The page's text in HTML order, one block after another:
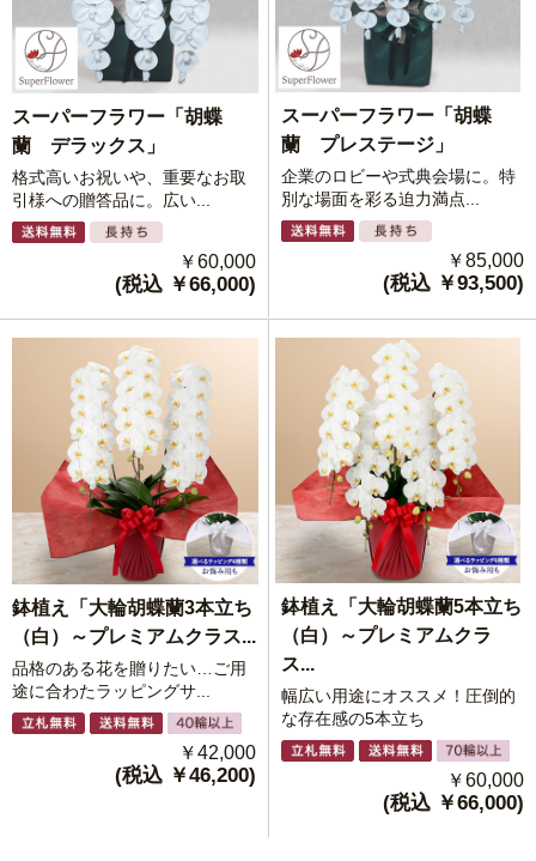
スーパーフラワー「胡蝶
蘭 デラックス」
格式高いお祝いや、重要なお取
引様への贈答品に。広い...
￥60,000
(税込 ￥66,000)
スーパーフラワー「胡蝶
蘭 プレステージ」
企業のロビーや式典会場に。特
別な場面を彩る迫力満点...
￥85,000
(税込 ￥93,500)
鉢植え「大輪胡蝶蘭3本立ち
（白）～プレミアムクラス...
品格のある花を贈りたい…ご用
途に合わたラッピングサ...
￥42,000
(税込 ￥46,200)
鉢植え「大輪胡蝶蘭5本立ち
（白）～プレミアムクラ
ス...
幅広い用途にオススメ！圧倒的
な存在感の5本立ち
￥60,000
(税込 ￥66,000)